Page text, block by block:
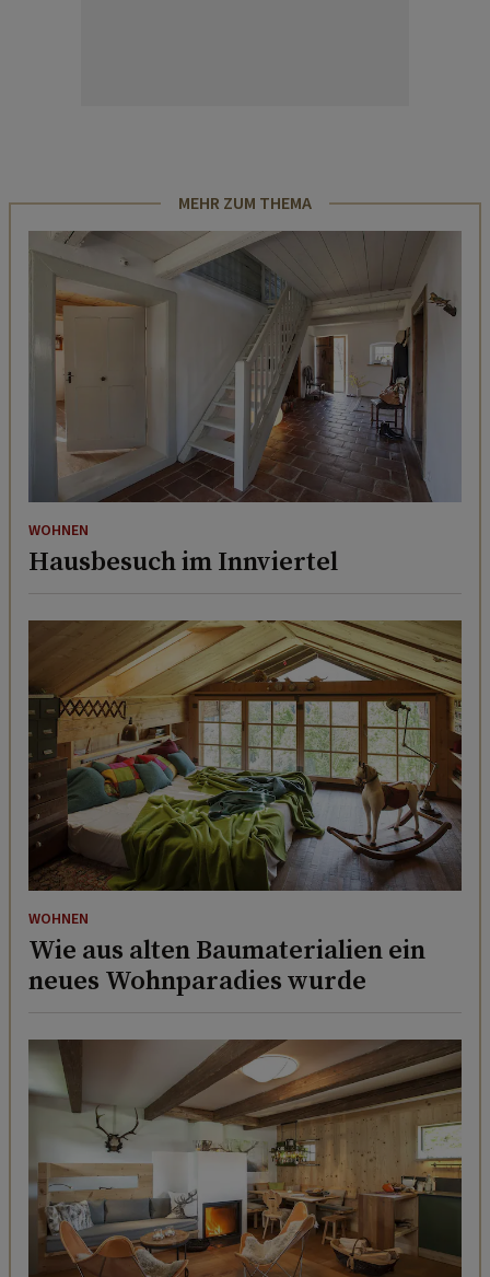
MEHR ZUM THEMA
WOHNEN
Hausbesuch im Innviertel
WOHNEN
Wie aus alten Baumaterialien ein
neues Wohnparadies wurde